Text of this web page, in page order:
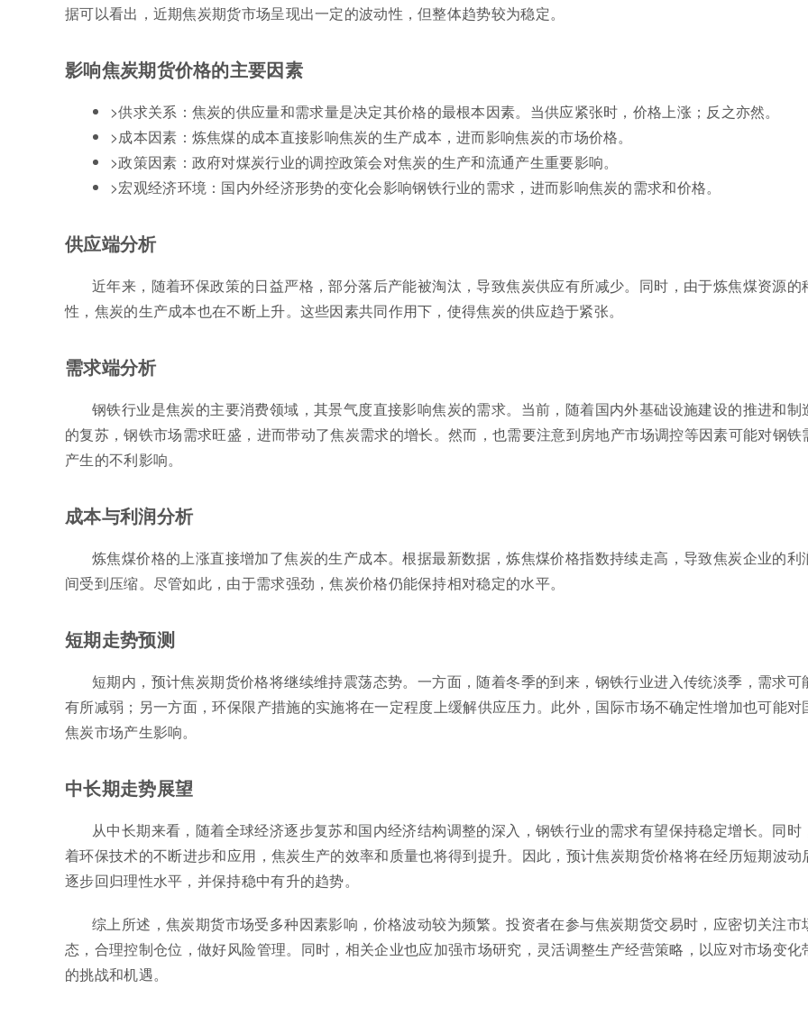
据可以看出，近期焦炭期货市场呈现出一定的波动性，但整体趋势较为稳定。
影响焦炭期货价格的主要因素
>供求关系：焦炭的供应量和需求量是决定其价格的最根本因素。当供应紧张时，价格上涨；反之亦然。
>成本因素：炼焦煤的成本直接影响焦炭的生产成本，进而影响焦炭的市场价格。
>政策因素：政府对煤炭行业的调控政策会对焦炭的生产和流通产生重要影响。
>宏观经济环境：国内外经济形势的变化会影响钢铁行业的需求，进而影响焦炭的需求和价格。
供应端分析
近年来，随着环保政策的日益严格，部分落后产能被淘汰，导致焦炭供应有所减少。同时，由于炼焦煤资源的
性，焦炭的生产成本也在不断上升。这些因素共同作用下，使得焦炭的供应趋于紧张。
需求端分析
钢铁行业是焦炭的主要消费领域，其景气度直接影响焦炭的需求。当前，随着国内外基础设施建设的推进和制
的复苏，钢铁市场需求旺盛，进而带动了焦炭需求的增长。然而，也需要注意到房地产市场调控等因素可能对钢铁
产生的不利影响。
成本与利润分析
炼焦煤价格的上涨直接增加了焦炭的生产成本。根据最新数据，炼焦煤价格指数持续走高，导致焦炭企业的利
间受到压缩。尽管如此，由于需求强劲，焦炭价格仍能保持相对稳定的水平。
短期走势预测
短期内，预计焦炭期货价格将继续维持震荡态势。一方面，随着冬季的到来，钢铁行业进入传统淡季，需求可
有所减弱；另一方面，环保限产措施的实施将在一定程度上缓解供应压力。此外，国际市场不确定性增加也可能对
焦炭市场产生影响。
中长期走势展望
从中长期来看，随着全球经济逐步复苏和国内经济结构调整的深入，钢铁行业的需求有望保持稳定增长。同时
着环保技术的不断进步和应用，焦炭生产的效率和质量也将得到提升。因此，预计焦炭期货价格将在经历短期波动
逐步回归理性水平，并保持稳中有升的趋势。
综上所述，焦炭期货市场受多种因素影响，价格波动较为频繁。投资者在参与焦炭期货交易时，应密切关注市
态，合理控制仓位，做好风险管理。同时，相关企业也应加强市场研究，灵活调整生产经营策略，以应对市场变化
的挑战和机遇。